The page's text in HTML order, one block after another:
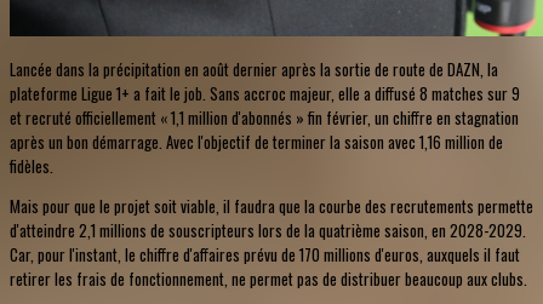
Lancée dans la précipitation en août dernier après la sortie de route de DAZN, la
plateforme Ligue 1+ a fait le job. Sans accroc majeur, elle a diffusé 8 matches sur 9
et recruté officiellement « 1,1 million d'abonnés » fin février, un chiffre en stagnation
après un bon démarrage. Avec l'objectif de terminer la saison avec 1,16 million de
fidèles.
Mais pour que le projet soit viable, il faudra que la courbe des recrutements permette
d'atteindre 2,1 millions de souscripteurs lors de la quatrième saison, en 2028-2029.
Car, pour l'instant, le chiffre d'affaires prévu de 170 millions d'euros, auxquels il faut
retirer les frais de fonctionnement, ne permet pas de distribuer beaucoup aux clubs.